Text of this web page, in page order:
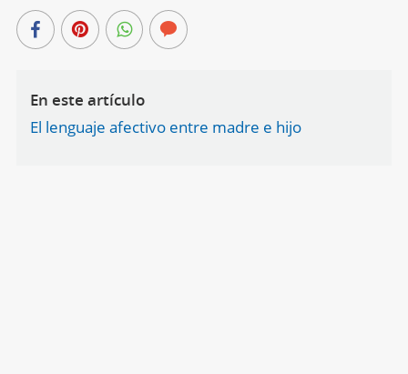
En este artículo
El lenguaje afectivo entre madre e hijo